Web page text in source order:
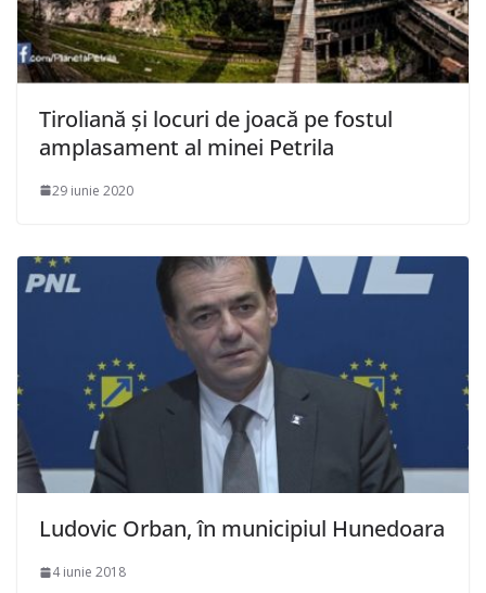
Tiroliană și locuri de joacă pe fostul
amplasament al minei Petrila
29 iunie 2020
Ludovic Orban, în municipiul Hunedoara
4 iunie 2018